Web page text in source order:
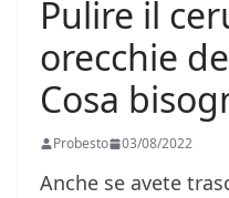
Pulire il
orecchie
Cosa
Probesto 03/08/2022
Anche se avete